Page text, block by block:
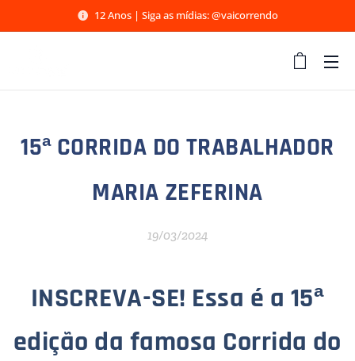
12 Anos | Siga as mídias: @vaicorrendo
15ª CORRIDA DO TRABALHADOR
MARIA ZEFERINA
19/03/2024
INSCREVA-SE! Essa é a 15ª
edição da famosa Corrida do